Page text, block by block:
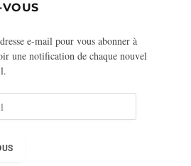
e-mail pour vous abonner à
une notification de chaque nouvel